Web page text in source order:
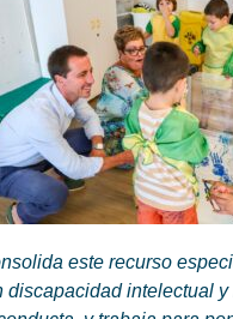
este recurso
discapacidad intelectual